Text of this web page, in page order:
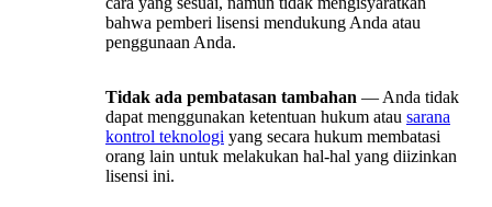
bahwa pemberi lisensi mendukung Anda atau
penggunaan Anda.
Tidak ada pembatasan tambahan — Anda tidak
dapat menggunakan ketentuan hukum atau sarana
kontrol teknologi yang secara hukum membatasi
orang lain untuk melakukan hal-hal yang diizinkan
lisensi ini.